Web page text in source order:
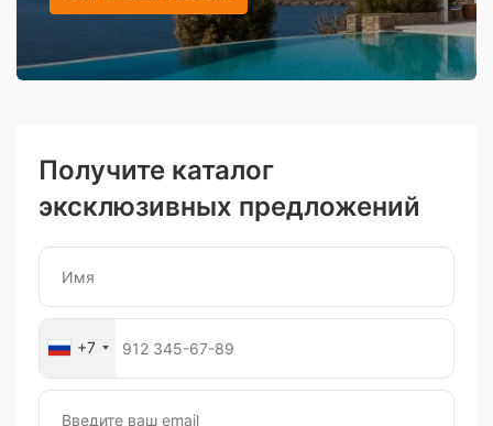
Получите каталог
эксклюзивных предложений
+7